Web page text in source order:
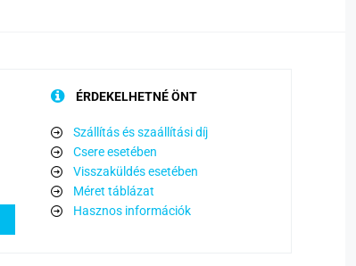
ÉRDEKELHETNÉ ÖNT
Szállítás és szaállítási díj
Csere esetében
Visszaküldés esetében
Méret táblázat
Hasznos információk